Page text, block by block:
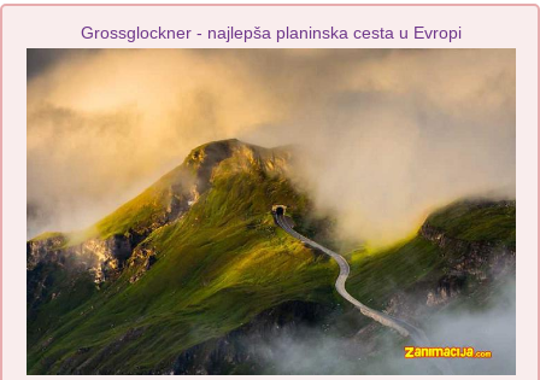
Grossglockner - najlepša planinska cesta u Evropi